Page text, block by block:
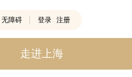
无障碍 登录 注册
走进上海